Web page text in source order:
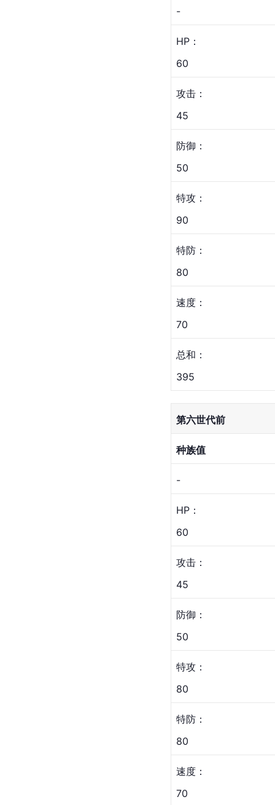
-
HP：
60
攻击：
45
防御：
50
特攻：
90
特防：
80
速度：
70
总和：
395
第六世代前
种族值
-
HP：
60
攻击：
45
防御：
50
特攻：
80
特防：
80
速度：
70